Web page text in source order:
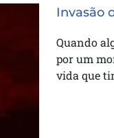
Invasão
Quando
por um
vida que